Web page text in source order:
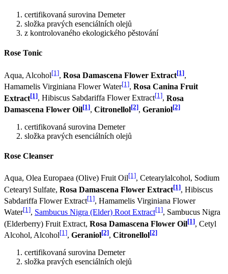
certifikovaná surovina Demeter
složka pravých esenciálních olejů
z kontrolovaného ekologického pěstování
Rose Tonic
Aqua, Alcohol[1], Rosa Damascena Flower Extract[1],
Hamamelis Virginiana Flower Water[1], Rosa Canina Fruit
Extract[1], Hibiscus Sabdariffa Flower Extract[1], Rosa
Damascena Flower Oil[1], Citronellol[2], Geraniol[2]
certifikovaná surovina Demeter
složka pravých esenciálních olejů
Rose Cleanser
Aqua, Olea Europaea (Olive) Fruit Oil[1], Cetearylalcohol, Sodium
Cetearyl Sulfate, Rosa Damascena Flower Extract[1], Hibiscus
Sabdariffa Flower Extract[1], Hamamelis Virginiana Flower
Water[1], Sambucus Nigra (Elder) Root Extract[1], Sambucus Nigra
(Elderberry) Fruit Extract, Rosa Damascena Flower Oil[1], Cetyl
Alcohol, Alcohol[1], Geraniol[2], Citronellol[2]
certifikovaná surovina Demeter
složka pravých esenciálních olejů